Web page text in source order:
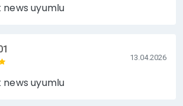
uyumlu
13.04.2026
uyumlu